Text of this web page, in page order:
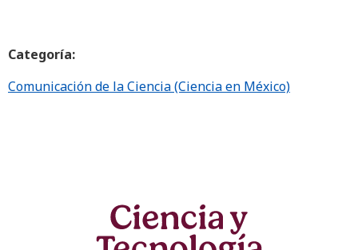
Categoría:
Comunicación de la Ciencia (Ciencia en México)